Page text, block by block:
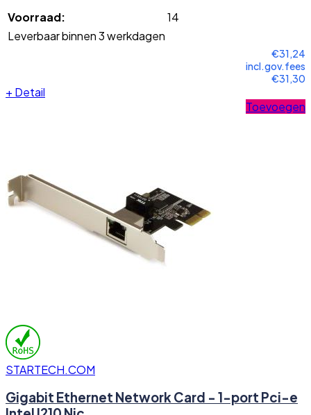
Voorraad:
14
Leverbaar binnen 3 werkdagen
€31,24
incl.gov.fees
€31,30
+ Detail
Toevoegen
STARTECH.COM
Gigabit Ethernet Network Card - 1-port Pci-e